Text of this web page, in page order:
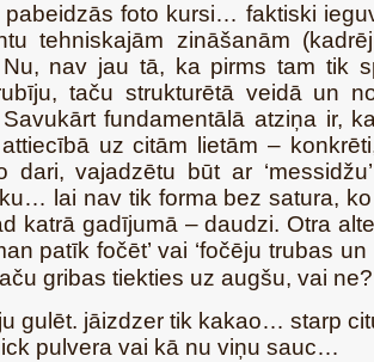
pabeidzās foto kursi… faktiski
tehniskajām zināšanām
Nu, nav jau tā, ka pirms tam tik
taču strukturētā veidā un
fundamentālā atziņa ir,
uz citām lietām –
dari, vajadzētu būt ar
lai nav tik forma bez satura,
katrā gadījumā – daudzi. Otra
patīk fočēt’ vai ‘fočēju trubas un
gribas tiekties uz augšu, vai
gulēt. jāizdzer tik kakao… starp
pulvera vai kā nu viņu sauc…